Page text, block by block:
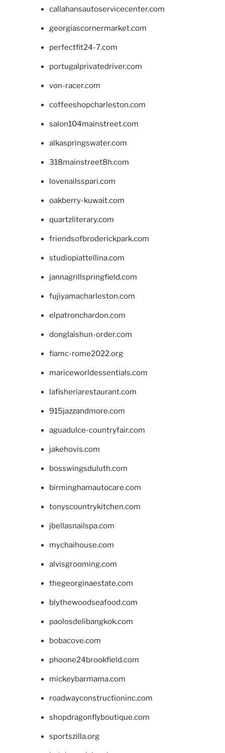
callahansautoservicecenter.com
georgiascornermarket.com
perfectfit24-7.com
portugalprivatedriver.com
von-racer.com
coffeeshopcharleston.com
salon104mainstreet.com
alkaspringswater.com
318mainstreet8h.com
lovenailsspari.com
oakberry-kuwait.com
quartzliterary.com
friendsofbroderickpark.com
studiopiattellina.com
jannagrillspringfield.com
fujiyamacharleston.com
elpatronchardon.com
donglaishun-order.com
fiamc-rome2022.org
mariceworldessentials.com
lafisheriarestaurant.com
915jazzandmore.com
aguadulce-countryfair.com
jakehovis.com
bosswingsduluth.com
birminghamautocare.com
tonyscountrykitchen.com
jbellasnailspa.com
mychaihouse.com
alvisgrooming.com
thegeorginaestate.com
blythewoodseafood.com
paolosdelibangkok.com
bobacove.com
phoone24brookfield.com
mickeybarmama.com
roadwayconstructioninc.com
shopdragonflyboutique.com
sportszilla.org